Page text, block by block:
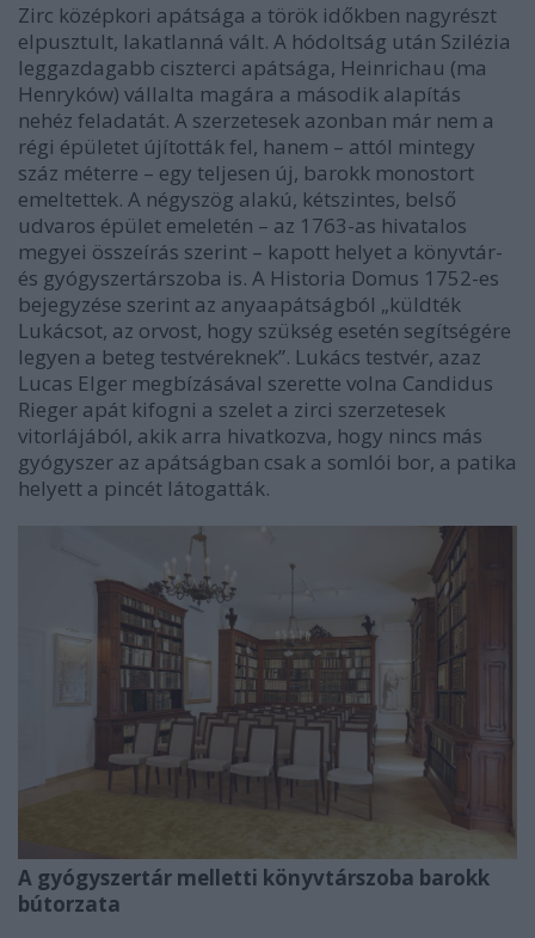
Zirc középkori apátsága a török időkben nagyrészt
elpusztult, lakatlanná vált. A hódoltság után Szilézia
leggazdagabb ciszterci apátsága, Heinrichau (ma
Henryków) vállalta magára a második alapítás
nehéz feladatát. A szerzetesek azonban már nem a
régi épületet újították fel, hanem – attól mintegy
száz méterre – egy teljesen új, barokk monostort
emeltettek. A négyszög alakú, kétszintes, belső
udvaros épület emeletén – az 1763-as hivatalos
megyei összeírás szerint – kapott helyet a könyvtár-
és gyógyszertárszoba is. A Historia Domus 1752-es
bejegyzése szerint az anyaapátságból „küldték
Lukácsot, az orvost, hogy szükség esetén segítségére
legyen a beteg testvéreknek”. Lukács testvér, azaz
Lucas Elger megbízásával szerette volna Candidus
Rieger apát kifogni a szelet a zirci szerzetesek
vitorlájából, akik arra hivatkozva, hogy nincs más
gyógyszer az apátságban csak a somlói bor, a patika
helyett a pincét látogatták.
A gyógyszertár melletti könyvtárszoba barokk
bútorzata